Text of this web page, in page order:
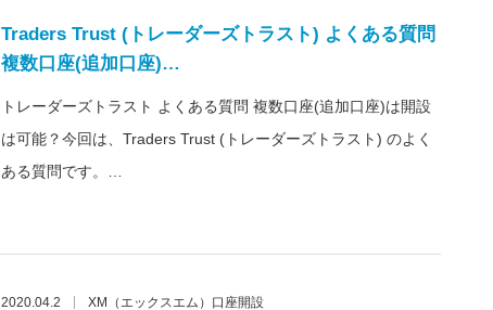
Traders Trust (トレーダーズトラスト) よくある質問
複数口座(追加口座)…
トレーダーズトラスト よくある質問 複数口座(追加口座)は開設
は可能？今回は、Traders Trust (トレーダーズトラスト) のよく
ある質問です。…
2020.04.2 XM（エックスエム）口座開設